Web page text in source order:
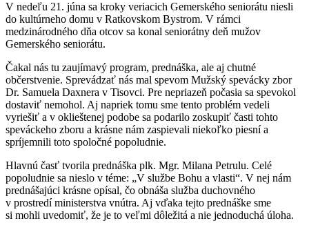
V nedeľu 21. júna sa kroky veriacich Gemerského seniorátu niesli
do kultúrneho domu v Ratkovskom Bystrom. V rámci
medzinárodného dňa otcov sa konal seniorátny deň mužov
Gemerského seniorátu.
Čakal nás tu zaujímavý program, prednáška, ale aj chutné
občerstvenie. Sprevádzať nás mal spevom Mužský spevácky zbor
Dr. Samuela Daxnera v Tisovci. Pre nepriazeň počasia sa spevokol
dostaviť nemohol. Aj napriek tomu sme tento problém vedeli
vyriešiť a v oklieštenej podobe sa podarilo zoskupiť časti tohto
speváckeho zboru a krásne nám zaspievali niekoľko piesní a
spríjemnili toto spoločné popoludnie.
Hlavnú časť tvorila prednáška plk. Mgr. Milana Petrulu. Celé
popoludnie sa nieslo v téme: „V službe Bohu a vlasti“. V nej nám
prednášajúci krásne opísal, čo obnáša služba duchovného
v prostredí ministerstva vnútra. Aj vďaka tejto prednáške sme
si mohli uvedomiť, že je to veľmi dôležitá a nie jednoduchá úloha.